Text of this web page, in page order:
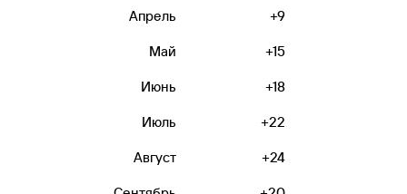
Апрель +9
Май +15
Июнь +18
Июль +22
Август +24